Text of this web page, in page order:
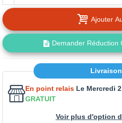
Ajouter
Demander Réduction
Livraison
En point relais Le Mercredi
GRATUIT
Voir plus d'option